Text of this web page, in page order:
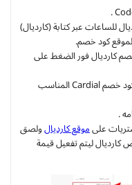
للساعات عبر كتابة (كارديال)
كود خصم.
كارديال فور الضغط على
تصفح المحتوى جيداً ثم القيام باختيار كود خصم Cardial المناسب
.
علىموقع كارديالولصق
ليتم تفعيل قيمة